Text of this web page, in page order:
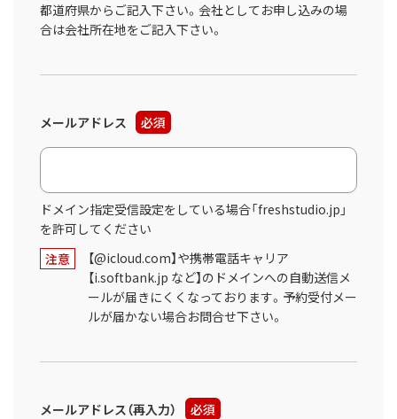
都道府県からご記入下さい。会社としてお申し込みの場
合は会社所在地をご記入下さい。
メールアドレス 必須
ドメイン指定受信設定をしている場合「freshstudio.jp」
を許可してください
注意
【@icloud.com】や携帯電話キャリア
【i.softbank.jp など】のドメインへの自動送信メ
ールが届きにくくなっております。予約受付メー
ルが届かない場合お問合せ下さい。
メールアドレス（再入力） 必須